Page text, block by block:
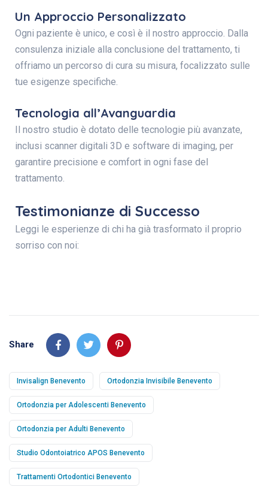
Un Approccio Personalizzato
Ogni paziente è unico, e così è il nostro approccio. Dalla
consulenza iniziale alla conclusione del trattamento, ti
offriamo un percorso di cura su misura, focalizzato sulle
tue esigenze specifiche.
Tecnologia all’Avanguardia
Il nostro studio è dotato delle tecnologie più avanzate,
inclusi scanner digitali 3D e software di imaging, per
garantire precisione e comfort in ogni fase del
trattamento.
Testimonianze di Successo
Leggi le esperienze di chi ha già trasformato il proprio
sorriso con noi:
Share
Invisalign Benevento Ortodonzia Invisibile Benevento
Ortodonzia per Adolescenti Benevento
Ortodonzia per Adulti Benevento
Studio Odontoiatrico APOS Benevento
Trattamenti Ortodontici Benevento